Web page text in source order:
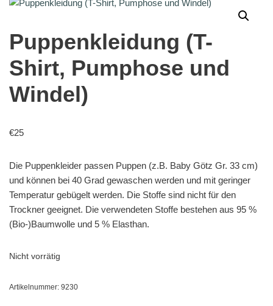
Puppenkleidung (T-
Shirt, Pumphose und
Windel)
€25
Die Puppenkleider passen Puppen (z.B. Baby Götz Gr. 33 cm)
und können bei 40 Grad gewaschen werden und mit geringer
Temperatur gebügelt werden. Die Stoffe sind nicht für den
Trockner geeignet. Die verwendeten Stoffe bestehen aus 95 %
(Bio-)Baumwolle und 5 % Elasthan.
Nicht vorrätig
Artikelnummer: 9230